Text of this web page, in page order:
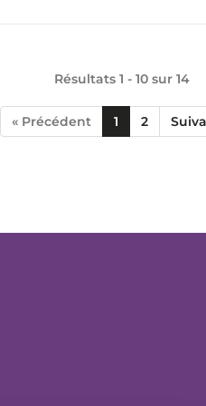
Résultats 1 - 10 sur 14
« Précédent 1 2